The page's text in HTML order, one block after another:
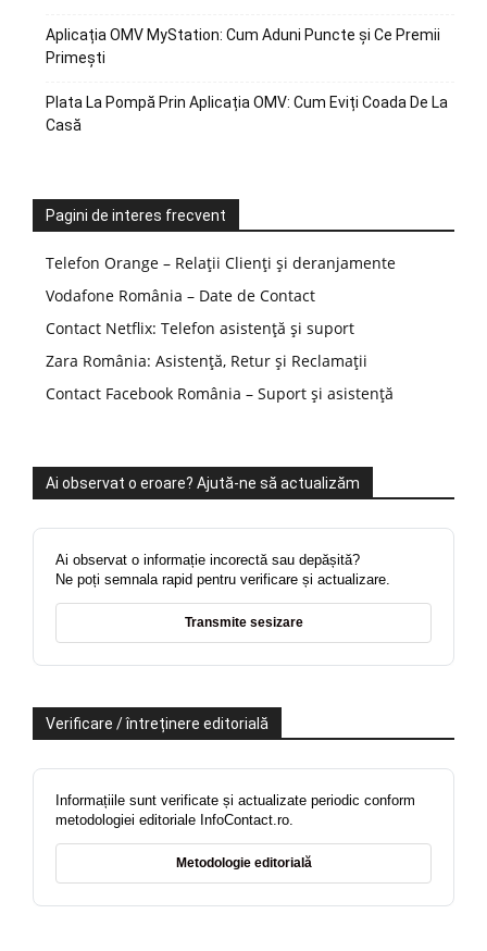
Aplicația OMV MyStation: Cum Aduni Puncte și Ce Premii
Primești
Plata La Pompă Prin Aplicația OMV: Cum Eviți Coada De La
Casă
Pagini de interes frecvent
Telefon Orange – Relații Clienți și deranjamente
Vodafone România – Date de Contact
Contact Netflix: Telefon asistență și suport
Zara România: Asistență, Retur și Reclamații
Contact Facebook România – Suport și asistență
Ai observat o eroare? Ajută-ne să actualizăm
Ai observat o informație incorectă sau depășită?
Ne poți semnala rapid pentru verificare și actualizare.
Transmite sesizare
Verificare / întreținere editorială
Informațiile sunt verificate și actualizate periodic conform
metodologiei editoriale InfoContact.ro.
Metodologie editorială